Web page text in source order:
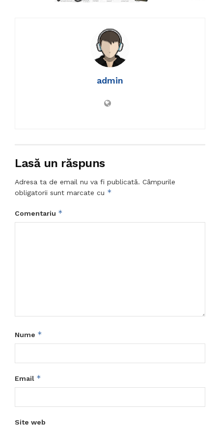
admin
Lasă un răspuns
Adresa ta de email nu va fi publicată. Câmpurile
obligatorii sunt marcate cu *
Comentariu *
Nume *
Email *
Site web